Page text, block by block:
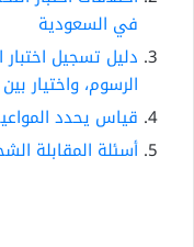
في السعودية
الرسوم، واختيار
قياس يحدد
أسئلة المقابلة